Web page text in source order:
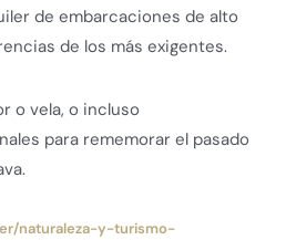
de embarcaciones de alto
de los más exigentes.
o vela, o incluso
para rememorar el pasado
naturaleza-y-turismo-